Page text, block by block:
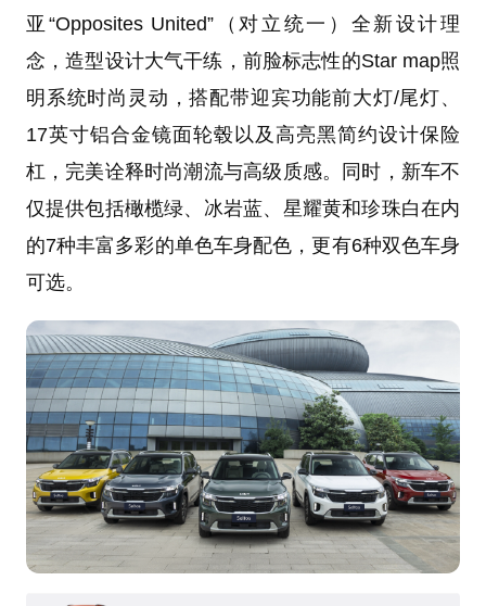
亚“Opposites United”（对立统一）全新设计理
念，造型设计大气干练，前脸标志性的Star map照
明系统时尚灵动，搭配带迎宾功能前大灯/尾灯、
17英寸铝合金镜面轮毂以及高亮黑简约设计保险
杠，完美诠释时尚潮流与高级质感。同时，新车不
仅提供包括橄榄绿、冰岩蓝、星耀黄和珍珠白在内
的7种丰富多彩的单色车身配色，更有6种双色车身
可选。